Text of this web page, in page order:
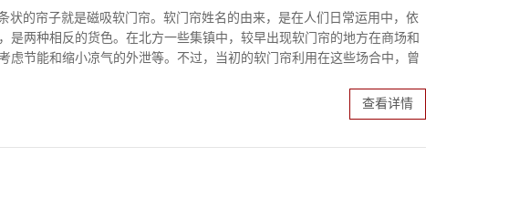
状的帘子就是磁吸软门帘。软门帘姓名的由来，是在人们日常运用中，依
两种相反的货色。在北方一些集镇中，较早出现软门帘的地方在商场和
节能和缩小凉气的外泄等。不过，当初的软门帘利用在这些场合中，曾
查看详情